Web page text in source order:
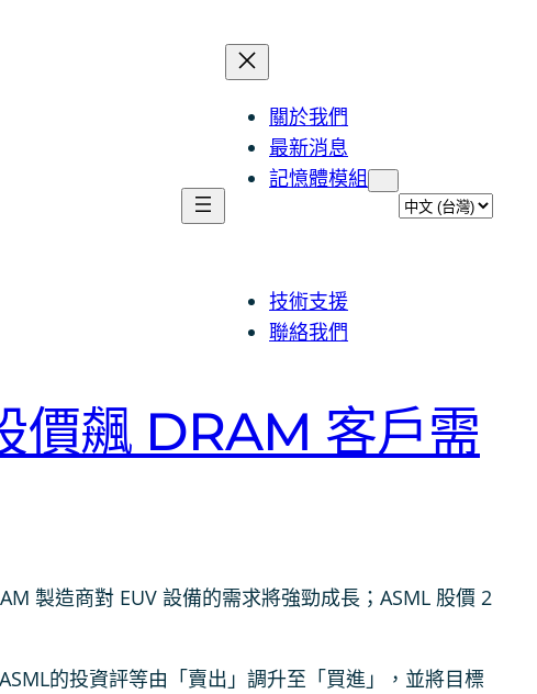
關於我們
最新消息
記憶體模組
技術支援
聯絡我們
選
價飆 DRAM 客戶需
製造商對 EUV 設備的需求將強勁成長；ASML 股價 2
的投資評等由「賣出」調升至「買進」，並將目標